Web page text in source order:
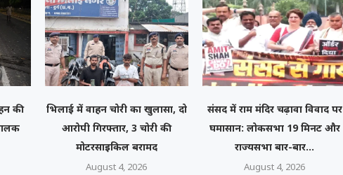
की
भिलाई में वाहन चोरी का खुलासा, दो
आरोपी गिरफ्तार, 3 चोरी की
मोटरसाइकिल बरामद
August 4, 2026
संसद में राम मंदिर चढ़ावा विवाद पर
घमासान: लोकसभा 19 मिनट और
राज्यसभा बार-बार...
August 4, 2026